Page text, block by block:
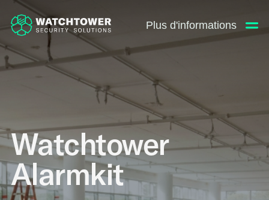
Plus d'informations
Watchtower
Alarmkit